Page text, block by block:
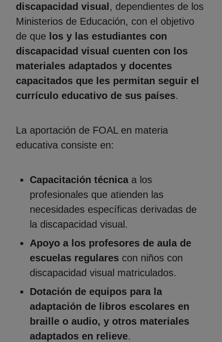
discapacidad visual, dependientes de los
Ministerios de Educación, con el objetivo
de que los y las estudiantes con
discapacidad visual cuenten con los
materiales adaptados y docentes
capacitados que les permitan seguir el
currículo educativo de sus países.
La aportación de FOAL en materia
educativa consiste en:
Capacitación técnica a los
profesionales que atienden las
necesidades específicas derivadas de
la discapacidad visual.
Apoyo a los profesores de aula de
escuelas regulares con niños con
discapacidad visual matriculados.
Dotación de equipos para la
adaptación de libros escolares en
braille o audio, y otros materiales
adaptados en relieve.